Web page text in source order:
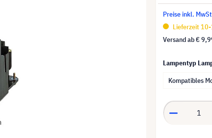
Preise inkl.
Lieferzeit
Versand ab€
Lampentyp
Kompatibles